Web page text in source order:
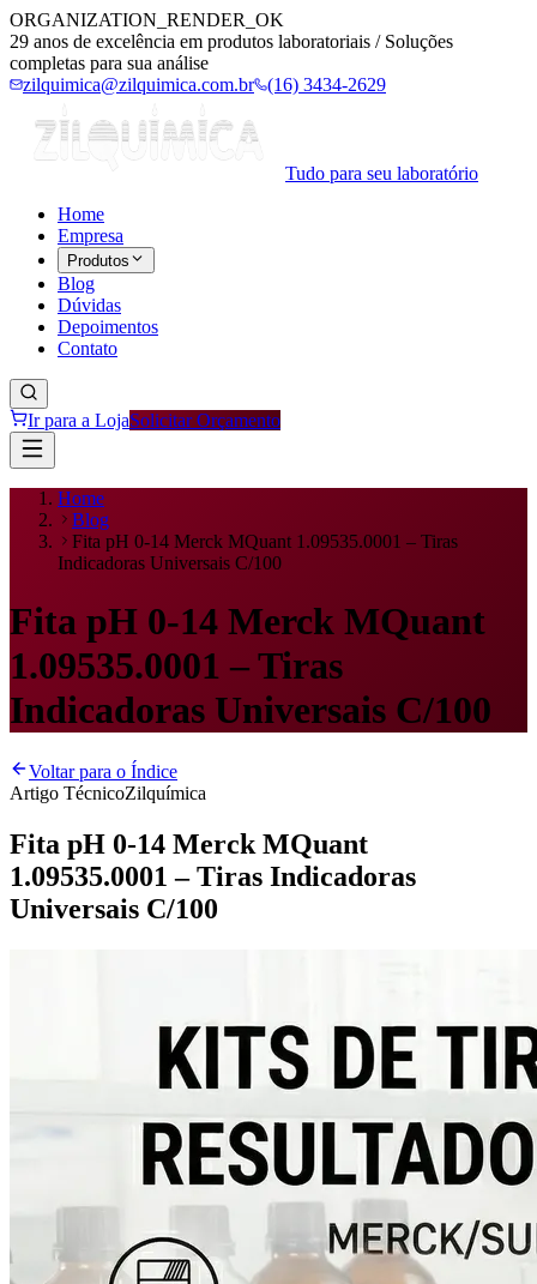
ORGANIZATION_RENDER_OK
29 anos de excelência em produtos laboratoriais / Soluções
completas para sua análise
zilquimica@zilquimica.com.br
(16) 3434-2629
Tudo para seu laboratório
Home
Empresa
Produtos
Blog
Dúvidas
Depoimentos
Contato
Ir para a LojaSolicitar Orçamento
Home
Blog
Fita pH 0-14 Merck MQuant 1.09535.0001 – Tiras
Indicadoras Universais C/100
Fita pH 0-14 Merck MQuant
1.09535.0001 – Tiras
Indicadoras Universais C/100
Voltar para o Índice
Artigo TécnicoZilquímica
Fita pH 0-14 Merck MQuant
1.09535.0001 – Tiras Indicadoras
Universais C/100